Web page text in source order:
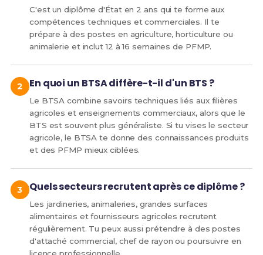
C'est un diplôme d'État en 2 ans qui te forme aux
compétences techniques et commerciales. Il te
prépare à des postes en agriculture, horticulture ou
animalerie et inclut 12 à 16 semaines de PFMP.
En quoi un BTSA diffère-t-il d'un BTS ?
Le BTSA combine savoirs techniques liés aux filières
agricoles et enseignements commerciaux, alors que le
BTS est souvent plus généraliste. Si tu vises le secteur
agricole, le BTSA te donne des connaissances produits
et des PFMP mieux ciblées.
Quels secteurs recrutent après ce diplôme ?
Les jardineries, animaleries, grandes surfaces
alimentaires et fournisseurs agricoles recrutent
régulièrement. Tu peux aussi prétendre à des postes
d'attaché commercial, chef de rayon ou poursuivre en